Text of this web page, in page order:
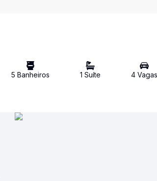
5 Banheiros 1 Suíte 4Vagas